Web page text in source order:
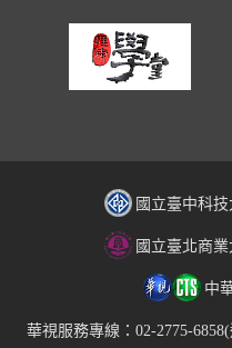
國立臺中科
國立臺北商
中
華視服務專線：02-2775-